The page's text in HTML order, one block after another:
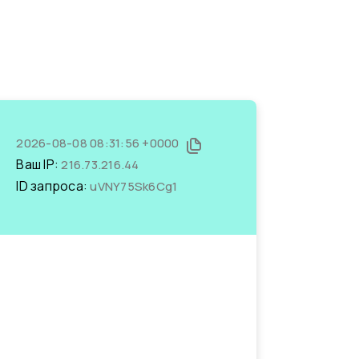
2026-08-08 08:31:56 +0000
Ваш IP:216.73.216.44
ID запроса:uVNY75Sk6Cg1